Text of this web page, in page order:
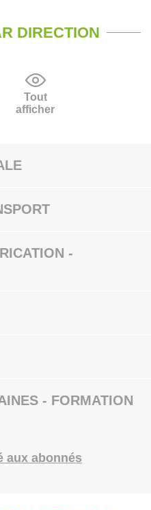
DIRECTION
Tout
afficher
-
- FORMATION
aux abonnés